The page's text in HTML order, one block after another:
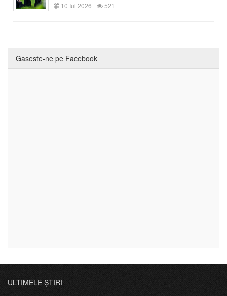
10 Iul 2026
521
Gaseste-ne pe Facebook
ULTIMELE ȘTIRI